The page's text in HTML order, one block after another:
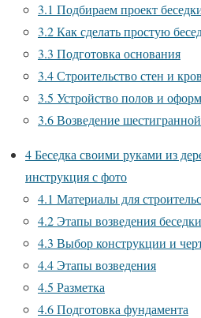
3.1 Подбираем проект
3.2Как сделать простую
3.3 Подготовка основания
3.4Строительство стен и
3.5 Устройство полов и
3.6Возведение
4Беседка своими руками из
инструкция с фото
4.1 Материалы для
4.2Этапы возведения
4.3 Выбор конструкции и
4.4Этапы возведения
4.5 Разметка
4.6Подготовка фундамента